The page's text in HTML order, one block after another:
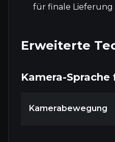
für finale Lieferung
Erweiterte
Kamera-Sprache
Kamerabewegung